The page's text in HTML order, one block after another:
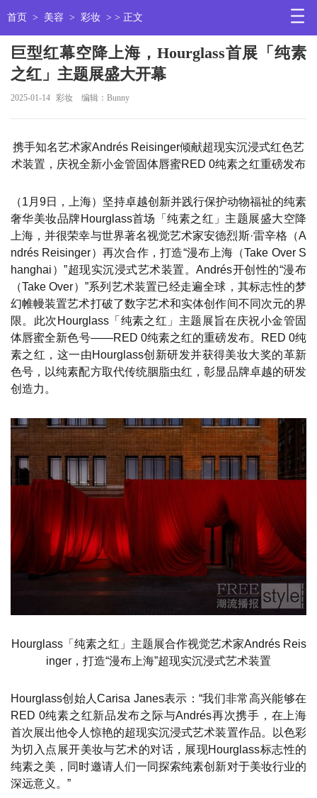
首页 > 美容 > 彩妆 > > 正文
巨型红幕空降上海，Hourglass首展「纯素
之红」主题展盛大开幕
2025-01-14 彩妆 编辑：Bunny
携手知名艺术家Andrés Reisinger倾献超现实沉浸式红色艺
术装置，庆祝全新小金管固体唇蜜RED 0纯素之红重磅发布
（1月9日，上海）坚持卓越创新并践行保护动物福祉的纯素
奢华美妆品牌Hourglass首场「纯素之红」主题展盛大空降
上海，并很荣幸与世界著名视觉艺术家安德烈斯·雷辛格（A
ndrés Reisinger）再次合作，打造“漫布上海（Take Over S
hanghai）”超现实沉浸式艺术装置。Andrés开创性的“漫布
（Take Over）”系列艺术装置已经走遍全球，其标志性的梦
幻帷幔装置艺术打破了数字艺术和实体创作间不同次元的界
限。此次Hourglass「纯素之红」主题展旨在庆祝小金管固
体唇蜜全新色号——RED 0纯素之红的重磅发布。RED 0纯
素之红，这一由Hourglass创新研发并获得美妆大奖的革新
色号，以纯素配方取代传统胭脂虫红，彰显品牌卓越的研发
创造力。
Hourglass「纯素之红」主题展合作视觉艺术家Andrés Reis
inger，打造“漫布上海”超现实沉浸式艺术装置
Hourglass创始人Carisa Janes表示：“我们非常高兴能够在
RED 0纯素之红新品发布之际与Andrés再次携手，在上海
首次展出他令人惊艳的超现实沉浸式艺术装置作品。以色彩
为切入点展开美妆与艺术的对话，展现Hourglass标志性的
纯素之美，同时邀请人们一同探索纯素创新对于美妆行业的
深远意义。”